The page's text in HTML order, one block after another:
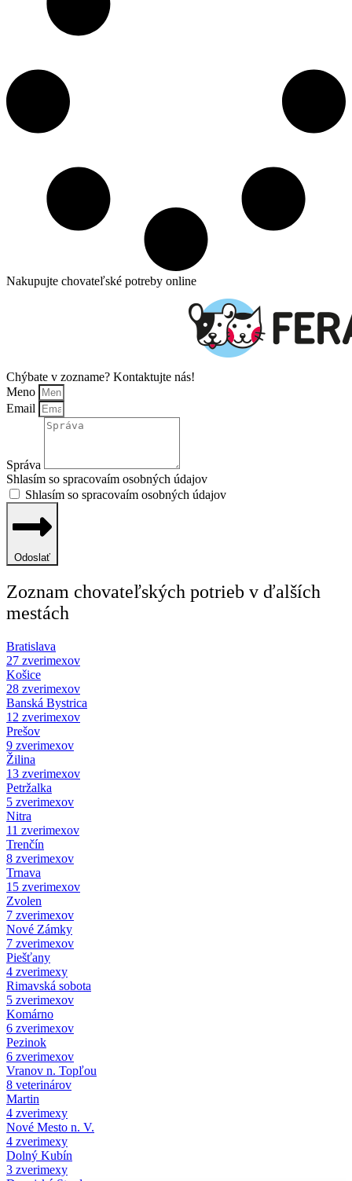
Nakupujte chovateľské potreby online
Chýbate v zozname? Kontaktujte nás!
Meno
Email
Správa
Shlasím so spracovaím osobných údajov
Shlasím so spracovaím osobných údajov
Odoslať
Zoznam chovateľských potrieb v ďalších
mestách
Bratislava
27 zverimexov
Košice
28 zverimexov
Banská Bystrica
12 zverimexov
Prešov
9 zverimexov
Žilina
13 zverimexov
Petržalka
5 zverimexov
Nitra
11 zverimexov
Trenčín
8 zverimexov
Trnava
15 zverimexov
Zvolen
7 zverimexov
Nové Zámky
7 zverimexov
Piešťany
4 zverimexy
Rimavská sobota
5 zverimexov
Komárno
6 zverimexov
Pezinok
6 zverimexov
Vranov n. Topľou
8 veterinárov
Martin
4 zverimexy
Nové Mesto n. V.
4 zverimexy
Dolný Kubín
3 zverimexy